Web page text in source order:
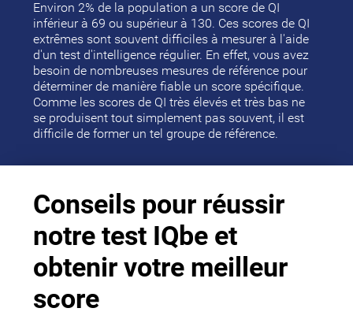
Environ 2% de la population a un score de QI
inférieur à 69 ou supérieur à 130. Ces scores de QI
extrêmes sont souvent difficiles à mesurer à l'aide
d'un test d'intelligence régulier. En effet, vous avez
besoin de nombreuses mesures de référence pour
déterminer de manière fiable un score spécifique.
Comme les scores de QI très élevés et très bas ne
se produisent tout simplement pas souvent, il est
difficile de former un tel groupe de référence.
Conseils pour réussir
notre test IQbe et
obtenir votre meilleur
score